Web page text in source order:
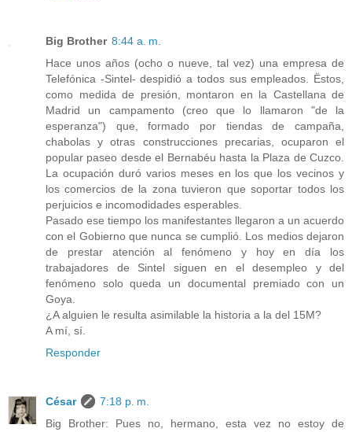
Big Brother 8:44 a. m.
Hace unos años (ocho o nueve, tal vez) una empresa de
Telefónica -Sintel- despidió a todos sus empleados. Ëstos,
como medida de presión, montaron en la Castellana de
Madrid un campamento (creo que lo llamaron "de la
esperanza") que, formado por tiendas de campaña,
chabolas y otras construcciones precarias, ocuparon el
popular paseo desde el Bernabéu hasta la Plaza de Cuzco.
La ocupación duró varios meses en los que los vecinos y
los comercios de la zona tuvieron que soportar todos los
perjuicios e incomodidades esperables.
Pasado ese tiempo los manifestantes llegaron a un acuerdo
con el Gobierno que nunca se cumplió. Los medios dejaron
de prestar atención al fenómeno y hoy en día los
trabajadores de Sintel siguen en el desempleo y del
fenómeno solo queda un documental premiado con un
Goya.
¿A alguien le resulta asimilable la historia a la del 15M?
A mí, sí.
Responder
César
7:18 p. m.
Big Brother: Pues no, hermano, esta vez no estoy de